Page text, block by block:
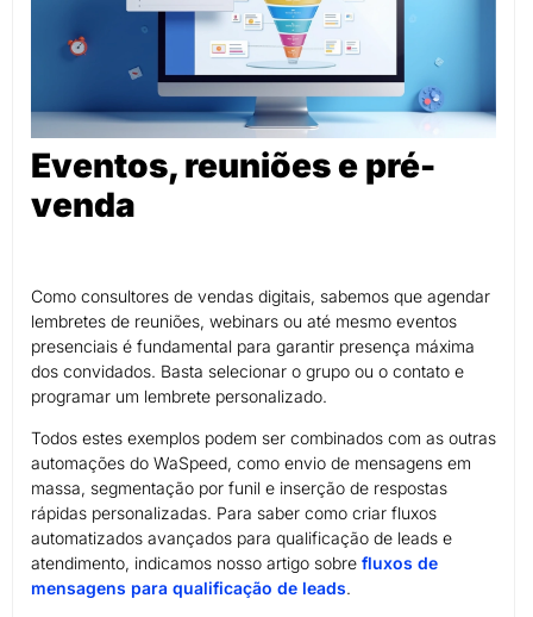
Eventos, reuniões e pré-
venda
Como consultores de vendas digitais, sabemos que agendar
lembretes de reuniões, webinars ou até mesmo eventos
presenciais é fundamental para garantir presença máxima
dos convidados. Basta selecionar o grupo ou o contato e
programar um lembrete personalizado.
Todos estes exemplos podem ser combinados com as outras
automações do WaSpeed, como envio de mensagens em
massa, segmentação por funil e inserção de respostas
rápidas personalizadas. Para saber como criar fluxos
automatizados avançados para qualificação de leads e
atendimento, indicamos nosso artigo sobre fluxos de
mensagens para qualificação de leads.